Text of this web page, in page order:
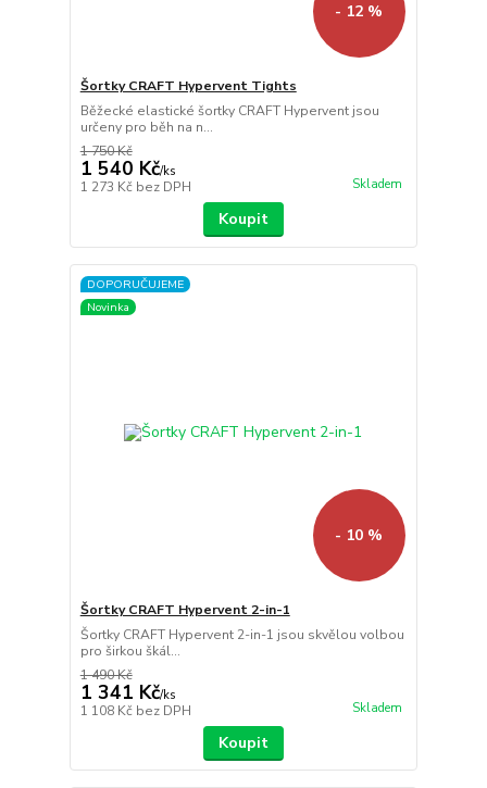
- 12 %
Šortky CRAFT Hypervent Tights
Běžecké elastické šortky CRAFT Hypervent jsou
určeny pro běh na n...
1 750 Kč
1 540 Kč/ks
1 273 Kč bez DPH Skladem
Koupit
DOPORUČUJEME
Novinka
- 10 %
Šortky CRAFT Hypervent 2-in-1
Šortky CRAFT Hypervent 2-in-1 jsou skvělou volbou
pro širkou škál...
1 490 Kč
1 341 Kč/ks
1 108 Kč bez DPH Skladem
Koupit